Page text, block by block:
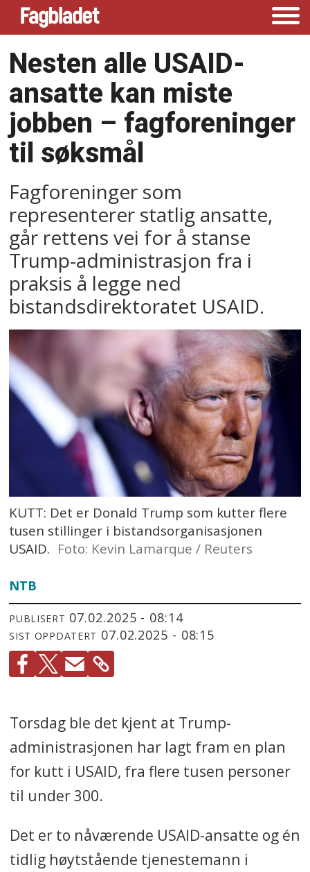
Nesten alle USAID-
ansatte kan miste
jobben –⁠ fagforeninger
til søksmål
Fagforeninger som
representerer statlig ansatte,
går rettens vei for å stanse
Trump-administrasjon fra i
praksis å legge ned
bistandsdirektoratet USAID.
KUTT: Det er Donald Trump som kutter flere
tusen stillinger i bistandsorganisasjonen
USAID. Foto: Kevin Lamarque / Reuters
NTB
PUBLISERT 07.02.2025 - 08:14
SIST OPPDATERT 07.02.2025 - 08:15
Torsdag ble det kjent at Trump-
administrasjonen har lagt fram en plan
for kutt i USAID, fra flere tusen personer
til under 300.
Det er to nåværende USAID-ansatte og én
tidlig høytstående tjenestemann i